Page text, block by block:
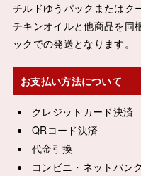
チルドゆうパックまたはク
チキンオイルと他商品を同
ックでの発送となります。
お支払い方法について
クレジットカード決済
QRコード決済
代金引換
コンビニ・ネットバン